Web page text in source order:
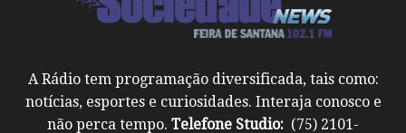
A Rádio tem programação diversificada, tais como:
notícias, esportes e curiosidades. Interaja conosco e
não perca tempo. Telefone Studio: (75) 2101-